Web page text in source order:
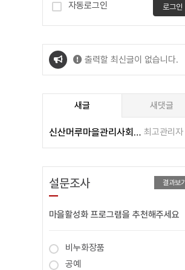
자동로그인 로그인
출력할 최신글이 없습니다.
새글
새댓글
신산머루마을관리사회적힙동조합/다함께돌봄센터 최고관리자
설문조사 결과보기
마을활성화 프로그램을 추천해주세요
비누화장품
공예